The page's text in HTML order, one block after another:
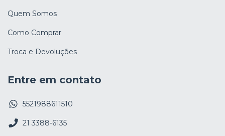
Quem Somos
Como Comprar
Troca e Devoluções
Entre em contato
5521988611510
21 3388-6135